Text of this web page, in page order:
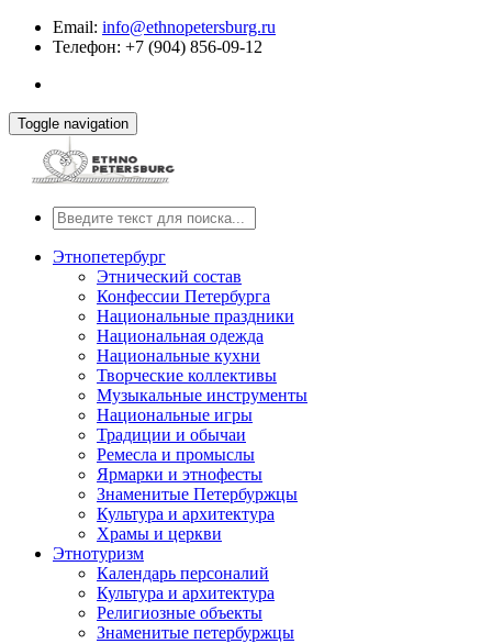
Email: info@ethnopetersburg.ru
Телефон: +7 (904) 856-09-12
Toggle navigation
Этнопетербург
Этнический состав
Конфессии Петербурга
Национальные праздники
Национальная одежда
Национальные кухни
Творческие коллективы
Музыкальные инструменты
Национальные игры
Традиции и обычаи
Ремесла и промыслы
Ярмарки и этнофесты
Знаменитые Петербуржцы
Культура и архитектура
Храмы и церкви
Этнотуризм
Календарь персоналий
Культура и архитектура
Религиозные объекты
Знаменитые петербуржцы